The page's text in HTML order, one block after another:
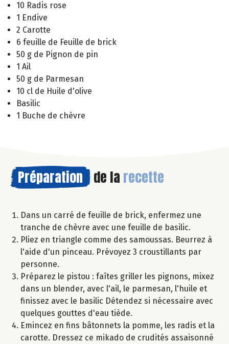
10 Radis rose
1 Endive
2 Carotte
6 feuille de Feuille de brick
50 g de Pignon de pin
1 Ail
50 g de Parmesan
10 cl de Huile d'olive
Basilic
1 Buche de chèvre
Préparation de la recette
Dans un carré de feuille de brick, enfermez une
tranche de chèvre avec une feuille de basilic.
Pliez en triangle comme des samoussas. Beurrez à
l'aide d'un pinceau. Prévoyez 3 croustillants par
personne.
Préparez le pistou : faîtes griller les pignons, mixez
dans un blender, avec l'ail, le parmesan, l'huile et
finissez avec le basilic Détendez si nécessaire avec
quelques gouttes d'eau tiède.
Emincez en fins bâtonnets la pomme, les radis et la
carotte. Dressez ce mikado de crudités assaisonné